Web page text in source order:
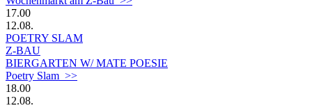
17.00
12.08.
POETRY SLAM
Z-BAU
BIERGARTEN W/ MATE POESIE
Poetry Slam >>
18.00
12.08.